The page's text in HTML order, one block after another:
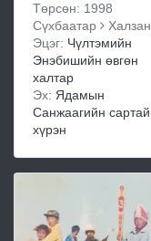
Төрсөн: 1998
Сүхбаатар
Халзан
Эцэг: Чүлтэмийн
Энэбишийн өвгөн
халтар
Эх: Ядамын
Санжаагийн сартай
хүрэн